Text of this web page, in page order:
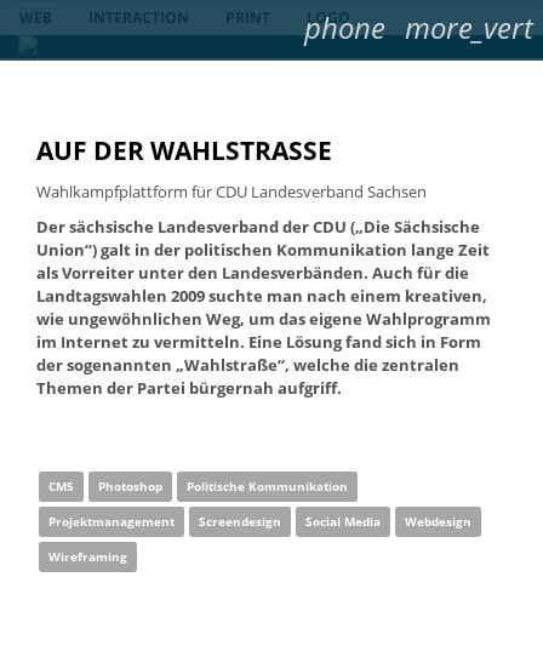
Cookies not activatedThis Website requires cookies to provide a
convient and quicker user experience. Please consider to activate it in
more_vert
phone
WEB INTERACTION PRINT LOGO
AUF DER WAHLSTRASSE
Wahlkampfplattform für CDU Landesverband Sachsen
Der sächsische Landesverband der CDU („Die Sächsische
Union“) galt in der politischen Kommunikation lange Zeit
als Vorreiter unter den Landesverbänden. Auch für die
Landtagswahlen 2009 suchte man nach einem kreativen,
wie ungewöhnlichen Weg, um das eigene Wahlprogramm
im Internet zu vermitteln. Eine Lösung fand sich in Form
der sogenannten „Wahlstraße“, welche die zentralen
Themen der Partei bürgernah aufgriff.
CMS Photoshop Politische Kommunikation
Projektmanagement Screendesign Social Media Webdesign
Wireframing